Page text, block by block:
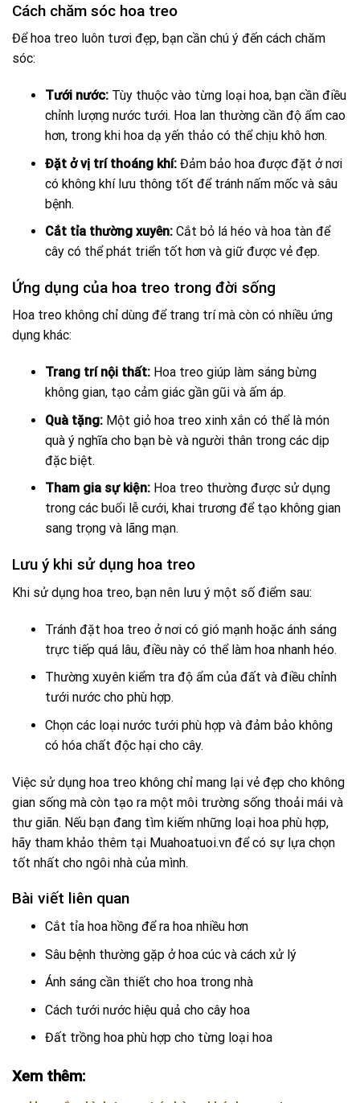
Cách chăm sóc hoa treo
Để hoa treo luôn tươi đẹp, bạn cần chú ý đến cách chăm
sóc:
Tưới nước:Tùy thuộc vào từng loại hoa, bạn cần điều
chỉnh lượng nước tưới. Hoa lan thường cần độ ẩm cao
hơn, trong khi hoa dạ yến thảo có thể chịu khô hơn.
Đặt ở vị trí thoáng khí:Đảm bảo hoa được đặt ở nơi
có không khí lưu thông tốt để tránh nấm mốc và sâu
bệnh.
Cắt tỉa thường xuyên:Cắt bỏ lá héo và hoa tàn để
cây có thể phát triển tốt hơn và giữ được vẻ đẹp.
Ứng dụng của hoa treo trong đời sống
Hoa treo không chỉ dùng để trang trí mà còn có nhiều ứng
dụng khác:
Trang trí nội thất:Hoa treo giúp làm sáng bừng
không gian, tạo cảm giác gần gũi và ấm áp.
Quà tặng:Một giỏ hoa treo xinh xắn có thể là món
quà ý nghĩa cho bạn bè và người thân trong các dịp
đặc biệt.
Tham gia sự kiện:Hoa treo thường được sử dụng
trong các buổi lễ cưới, khai trương để tạo không gian
sang trọng và lãng mạn.
Lưu ý khi sử dụng hoa treo
Khi sử dụng hoa treo, bạn nên lưu ý một số điểm sau:
Tránh đặt hoa treo ở nơi có gió mạnh hoặc ánh sáng
trực tiếp quá lâu, điều này có thể làm hoa nhanh héo.
Thường xuyên kiểm tra độ ẩm của đất và điều chỉnh
tưới nước cho phù hợp.
Chọn các loại nước tưới phù hợp và đảm bảo không
có hóa chất độc hại cho cây.
Việc sử dụng hoa treo không chỉ mang lại vẻ đẹp cho không
gian sống mà còn tạo ra một môi trường sống thoải mái và
thư giãn. Nếu bạn đang tìm kiếm những loại hoa phù hợp,
hãy tham khảo thêm tại Muahoatuoi.vn để có sự lựa chọn
tốt nhất cho ngôi nhà của mình.
Bài viết liên quan
Cắt tỉa hoa hồng để ra hoa nhiều hơn
Sâu bệnh thường gặp ở hoa cúc và cách xử lý
Ánh sáng cần thiết cho hoa trong nhà
Cách tưới nước hiệu quả cho cây hoa
Đất trồng hoa phù hợp cho từng loại hoa
Xem thêm: